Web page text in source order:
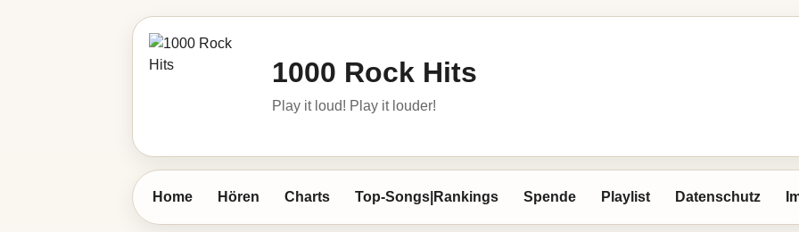
1000 Rock Hits
Play it loud! Play it louder!
Home Hören Charts Top-Songs|Rankings Spende Playlist Datenschutz